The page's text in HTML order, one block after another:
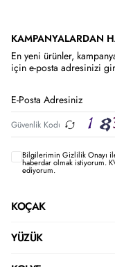
KAMPANYALARDAN
En yeni ürünler,
için e-posta adresinizi
Bilgilerimin Gizlilik Onayı
haberdar olmak istiyorum.
ediyorum.
KOÇAK
YÜZÜK